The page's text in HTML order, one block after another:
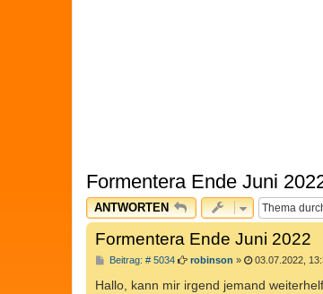
Formentera Ende Juni
ANTWORTEN
Formentera Ende Juni 2022
Beitrag: # 5034B
i
robinson » 03.07.2022,
Hallo, kann mir irgend jemand